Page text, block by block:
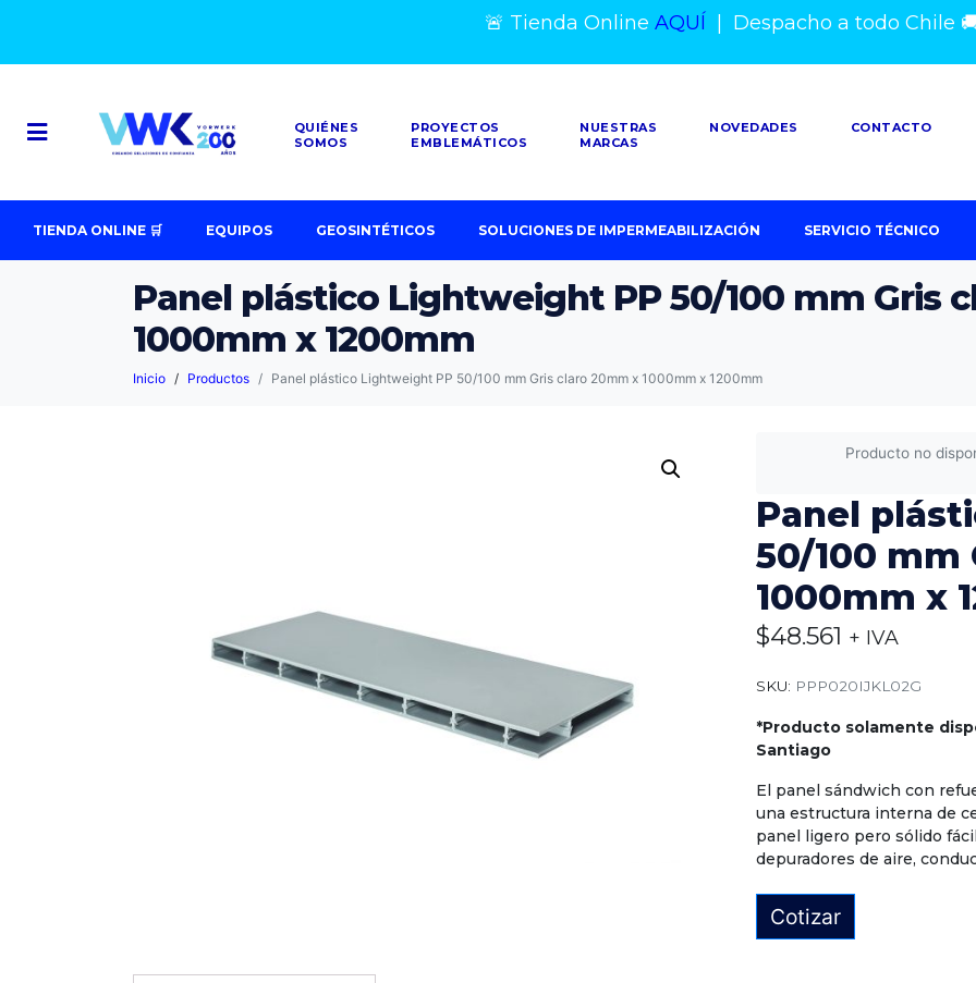
🚨 Tienda Online AQUÍ Despacho a todo Chile
QUIÉNES
SOMOS
PROYECTOS
EMBLEMÁTICOS
NUESTRAS
MARCAS
NOVEDADES CONTACTO
TIENDA ONLINE 🛒 EQUIPOS GEOSINTÉTICOS SOLUCIONES DE IMPERMEABILIZACIÓN SERVICIO TÉCNICO
Panel plástico Lightweight PP 50/100 mm Gris
1000mm x 1200mm
Inicio Productos Panel plástico Lightweight PP 50/100 mm Gris claro 20mm x 1000mm x 1200mm
Producto no
Panel
50/100 mm
1000mm x
$48.561 + IVA
SKU: PPP020IJKL02G
*Producto solamente
Santiago
El panel sándwich con
una estructura interna de
panel ligero pero sólido
depuradores de aire,
Cotizar